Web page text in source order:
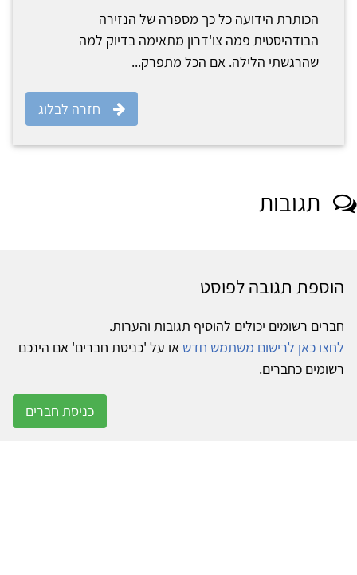
הכותרת הידועה כל כך מספרה של הנזירה
הבודהיסטית פמה צו'דרון מתאימה בדיוק למה
שהרגשתי הלילה. אם הכל מתפרק...
חזרה לבלוג
תגובות
הוספת תגובה לפוסט
חברים רשומים יכולים להוסיף תגובות והערות.
לחצו כאן לרישום משתמש חדש או על 'כניסת חברים' אם הינכם
רשומים כחברים.
כניסת חברים